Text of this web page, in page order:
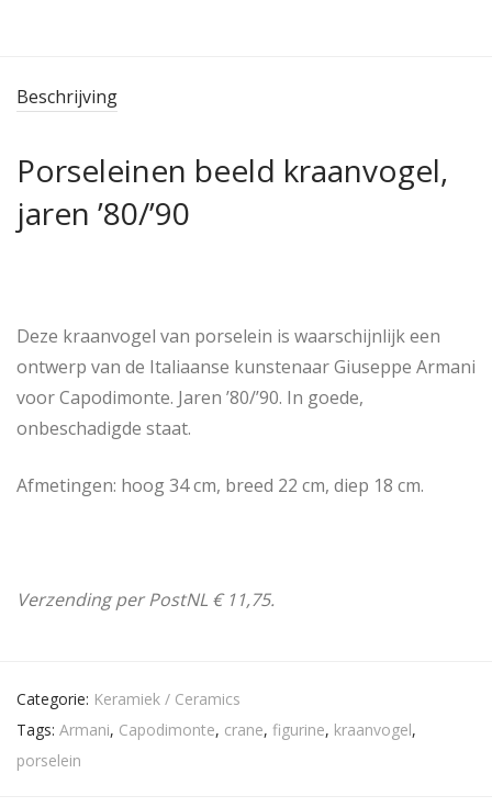
Beschrijving
Porseleinen beeld kraanvogel,
jaren ’80/’90
Deze kraanvogel van porselein is waarschijnlijk een
ontwerp van de Italiaanse kunstenaar Giuseppe Armani
voor Capodimonte. Jaren ’80/’90. In goede,
onbeschadigde staat.
Afmetingen: hoog 34 cm, breed 22 cm, diep 18 cm.
Verzending per PostNL € 11,75.
Categorie: Keramiek / Ceramics
Tags: Armani, Capodimonte, crane, figurine, kraanvogel,
porselein